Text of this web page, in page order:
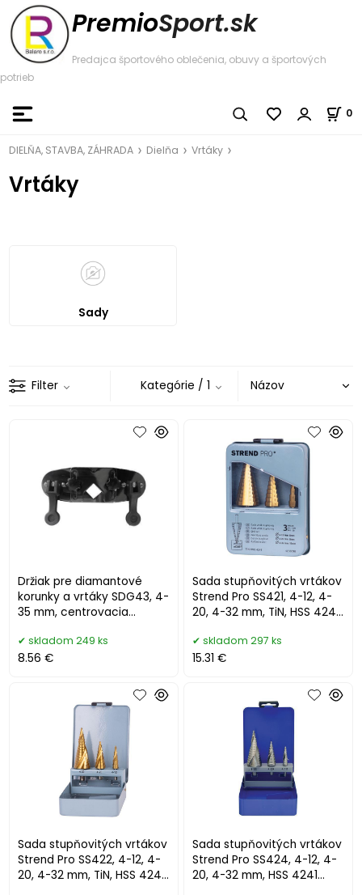
PremioSport.sk
Predajca športového oblečenia, obuvy a športových
potrieb
0
DIELŇA, STAVBA, ZÁHRADA Dielňa Vrtáky
Vrtáky
Sady
Filter Kategórie / 1
Držiak pre diamantové
korunky a vrtáky SDG43, 4-
35 mm, centrovacia
skladom 249 ks
8.56 €
Sada stupňovitých vrtákov
Strend Pro SS421, 4-12, 4-
20, 4-32 mm, TiN, HSS 4241
skladom 297 ks
15.31 €
Sada stupňovitých vrtákov
Strend Pro SS422, 4-12, 4-
20, 4-32 mm, TiN, HSS 4241
Sada stupňovitých vrtákov
Strend Pro SS424, 4-12, 4-
20, 4-32 mm, HSS 4241